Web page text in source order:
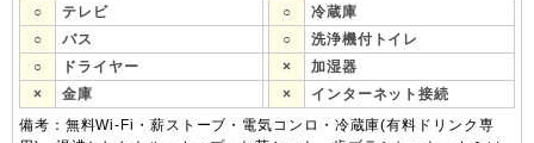
○ テレビ ○
冷蔵庫
○
バス ○
洗浄機付トイレ
○
ドライヤー ×
加湿器
×
金庫 ×
インターネット接続
備考：無料Wi-Fi・薪ストーブ・電気コンロ・冷蔵庫(有料ドリンク専